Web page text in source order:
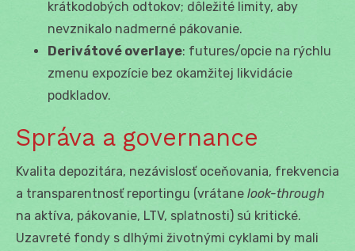
krátkodobých odtokov; dôležité limity, aby
nevznikalo nadmerné pákovanie.
Derivátové overlaye: futures/opcie na rýchlu
zmenu expozície bez okamžitej likvidácie
podkladov.
Správa a governance
Kvalita depozitára, nezávislosť oceňovania, frekvencia
a transparentnosť reportingu (vrátane look-through
na aktíva, pákovanie, LTV, splatnosti) sú kritické.
Uzavreté fondy s dlhými životnými cyklami by mali